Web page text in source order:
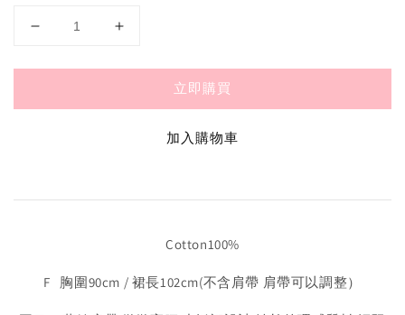
立即購買
加入購物車
Cotton100%
F 胸圍90cm / 裙長102cm(不含肩帶 肩帶可以調整）